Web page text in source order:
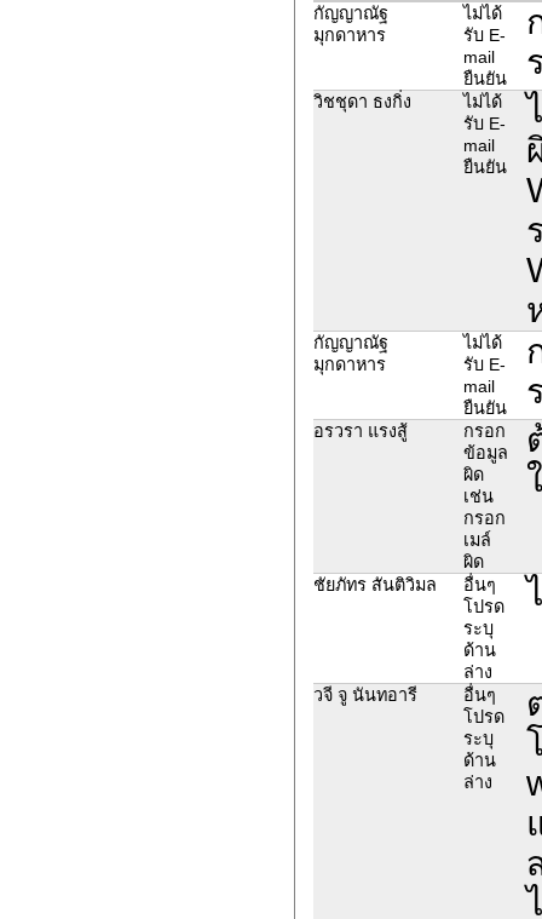
กัญญาณัฐ
มุกดาหาร
ไม่ได้
รับ E-
mail
ยืนยัน
วิชชุดา ธงกิ่ง
ไม่ได้
รับ E-
mail
ยืนยัน
กัญญาณัฐ
มุกดาหาร
ไม่ได้
รับ E-
mail
ยืนยัน
อรวรา แรงสู้
กรอก
ข้อมูล
ผิด
เช่น
กรอก
เมล์
ผิด
ชัยภัทร สันติวิมล
อื่นๆ
โปรด
ระบุ
ด้าน
ล่าง
วจี จู นันทอารี
อื่นๆ
โปรด
ระบุ
ด้าน
ล่าง